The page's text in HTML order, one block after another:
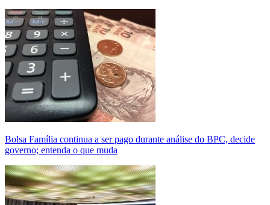
Bolsa Família continua a ser pago durante análise do BPC, decide
governo; entenda o que muda